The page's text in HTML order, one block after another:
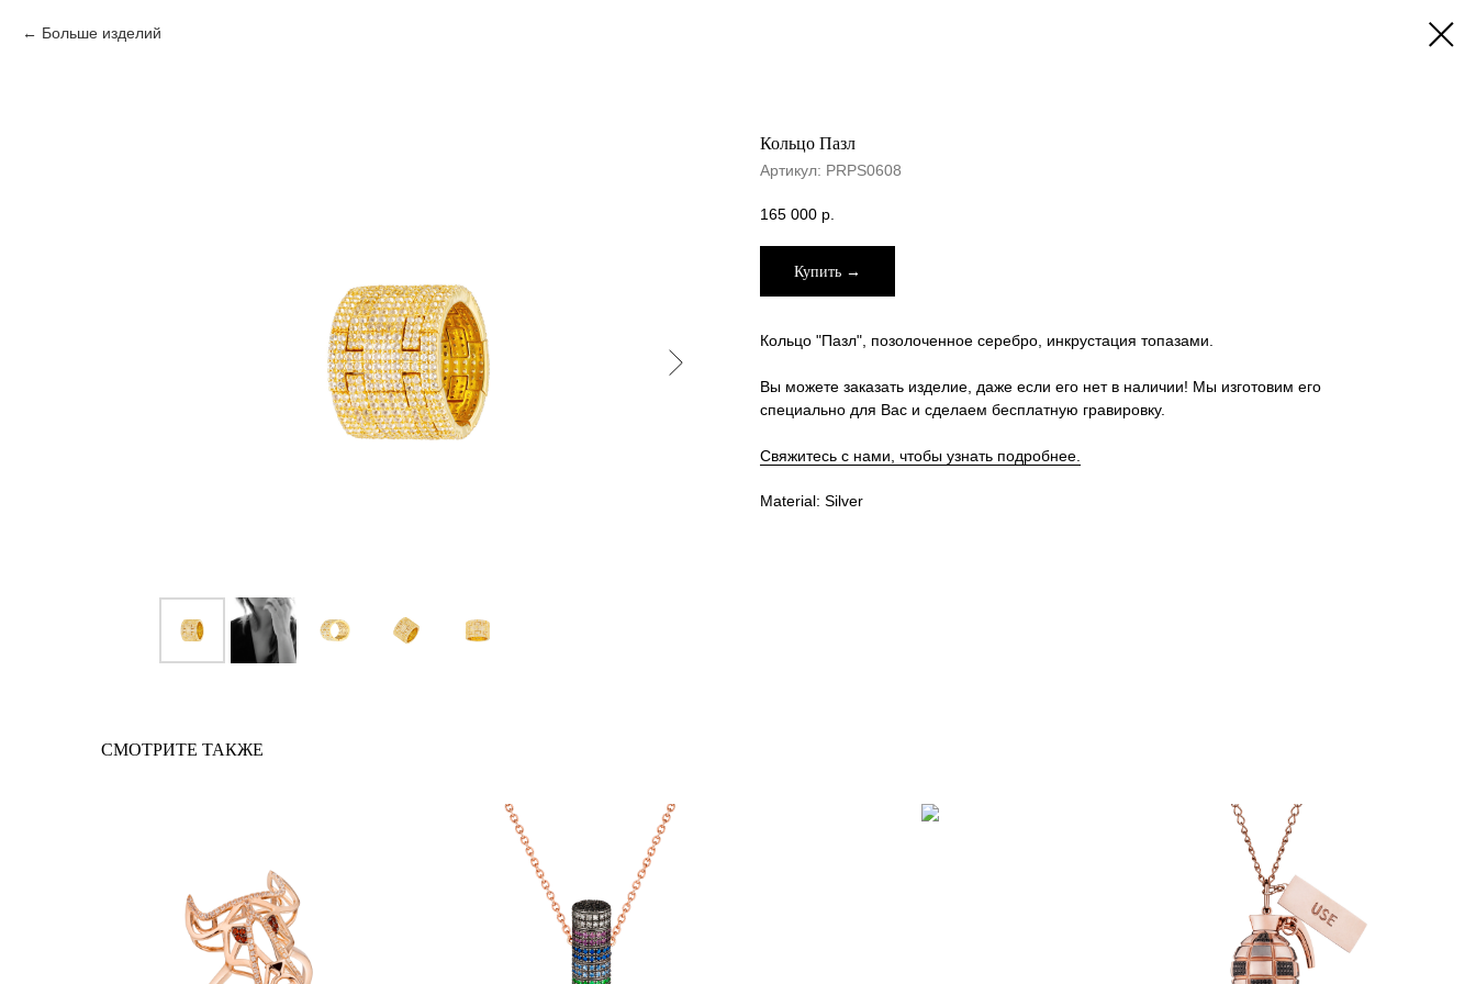
Больше изделий
Кольцо Пазл
Артикул: PRPS0608
165 000 р.
Купить →
Кольцо "Пазл", позолоченное серебро, инкрустация топазами.
Вы можете заказать изделие, даже если его нет в наличии! Мы изготовим его
специально для Вас и сделаем бесплатную гравировку.
Свяжитесь с нами, чтобы узнать подробнее.
Material: Silver
СМОТРИТЕ ТАКЖЕ